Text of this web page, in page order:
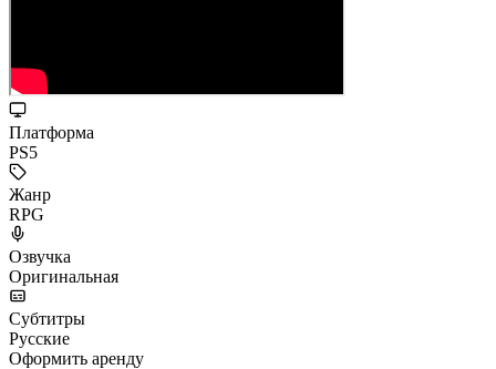
Платформа
PS5
Жанр
RPG
Озвучка
Оригинальная
Субтитры
Русские
Оформить аренду